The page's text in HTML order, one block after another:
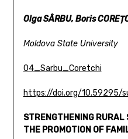
Olga SÂRBU, Boris
Moldova State University
04_Sarbu_Coretchi
https://doi.org/10.59295/
STRENGTHENING
THE PROMOTION OF